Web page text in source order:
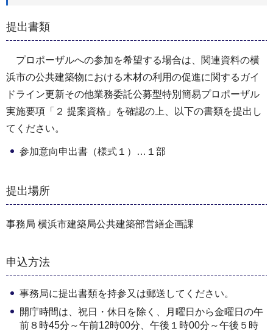
提出書類
プロポーザルへの参加を希望する場合は、関連資料の横
浜市の公共建築物における木材の利用の促進に関するガイ
ドライン更新その他業務委託公募型特別簡易プロポーザル
実施要項「２ 提案資格」を確認の上、以下の書類を提出し
てください。
参加意向申出書（様式１）…１部
提出場所
事務局 横浜市建築局公共建築部営繕企画課
申込方法
事務局に提出書類を持参又は郵送してください。
開庁時間は、祝日・休日を除く、月曜日から金曜日の午
前８時45分～午前12時00分、午後１時00分～午後５時